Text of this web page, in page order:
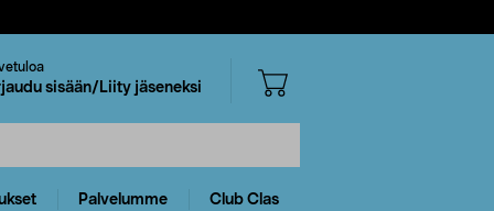
sisään/Liity jäseneksi
Palvelumme Club Clas